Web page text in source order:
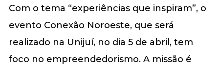
Com o tema “experiências que inspiram”, o
evento Conexão Noroeste, que será
realizado na Unijuí, no dia 5 de abril, tem
foco no empreendedorismo. A missão é